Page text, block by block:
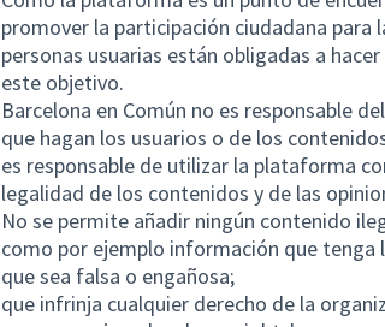
promover la participación ciudadana para
personas usuarias están obligadas a
este objetivo.
Barcelona en Común no es responsable
que hagan los usuarios o de los
es responsable de utilizar la plataforma
legalidad de los contenidos y de las
No se permite añadir ningún contenido
como por ejemplo información que tenga
que sea falsa o engañosa;
que infrinja cualquier derecho de la